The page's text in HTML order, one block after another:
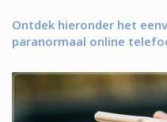
Ontdek hieronder het
paranormaal online